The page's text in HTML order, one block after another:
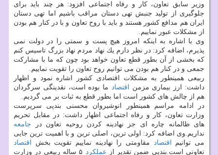
وزیر سابق تعاون، كار و رفاه اجتماعی افزود: هر چند باید برای
جلوگیری از تولید جنبش تهی دستان مراقب باشیم اما تهی دستان
ایران هم مدافع كشور هستند و باید با روح تعاون و با در كنار هم بودن
از مشكلات عبور نماییم.
وی با اشاره به اینكه امروز هیچ پست و سمتی را در دولت نمی
پذیرم، اضافه كرد: در نظر دارم یك نهاد مردم نهاد بزرگ تاسیس كنم
كه بخشی از آن بطور قطع تعاون خواهد بود چون كه ما با مشاركت
جمعی و در كنار هم بودن می توانیم روح تعاون را تقویت نماییم.
ربیعی همینطور به مشكلات اقتصادی كشور اشاره نمود و اظهار
داشت: ارز بیماری مزمن
اقتصاد ما بوده است، نقدینگی سرگردان
هم از چالش های كشور است اما بطور قطع به ثبات بر می گردیم.
در ادامه مراسم همینطور انوشیروان محسنی بندپی سرپرست
وزارت تعاون، كار و رفاه اجتماعی اظهار داشت: در مقابل تحریم
های ظالمانه چاره ای جز نهادینه كردن روحیه تعاون در جامعه
نداریم.وی اضافه كرد: اولی ترین، اصلی ترین و با اهمیت ترین جایی
می توانیم
اقتصاد مقاومتی را نهادینه نماییم تقویت بخش
اقتصاد
تعاونی است.بندپی ضمن تقدیر از عملكرد
۵ ساله ربیعی در وزارت